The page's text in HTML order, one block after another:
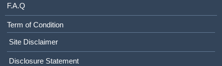
F.A.Q
Term of Condition
Site Disclaimer
Disclosure Statement